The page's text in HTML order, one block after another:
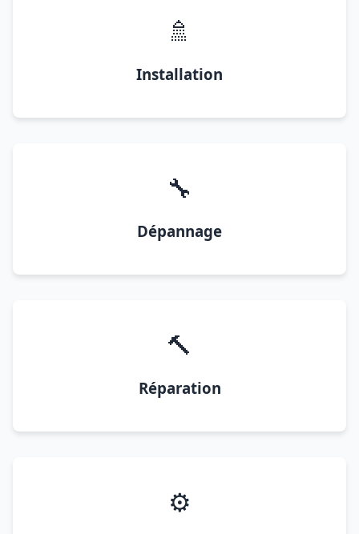
🚿
Installation
🔧
Dépannage
🔨
Réparation
⚙️